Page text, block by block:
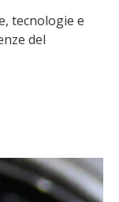
tecnologie e
del